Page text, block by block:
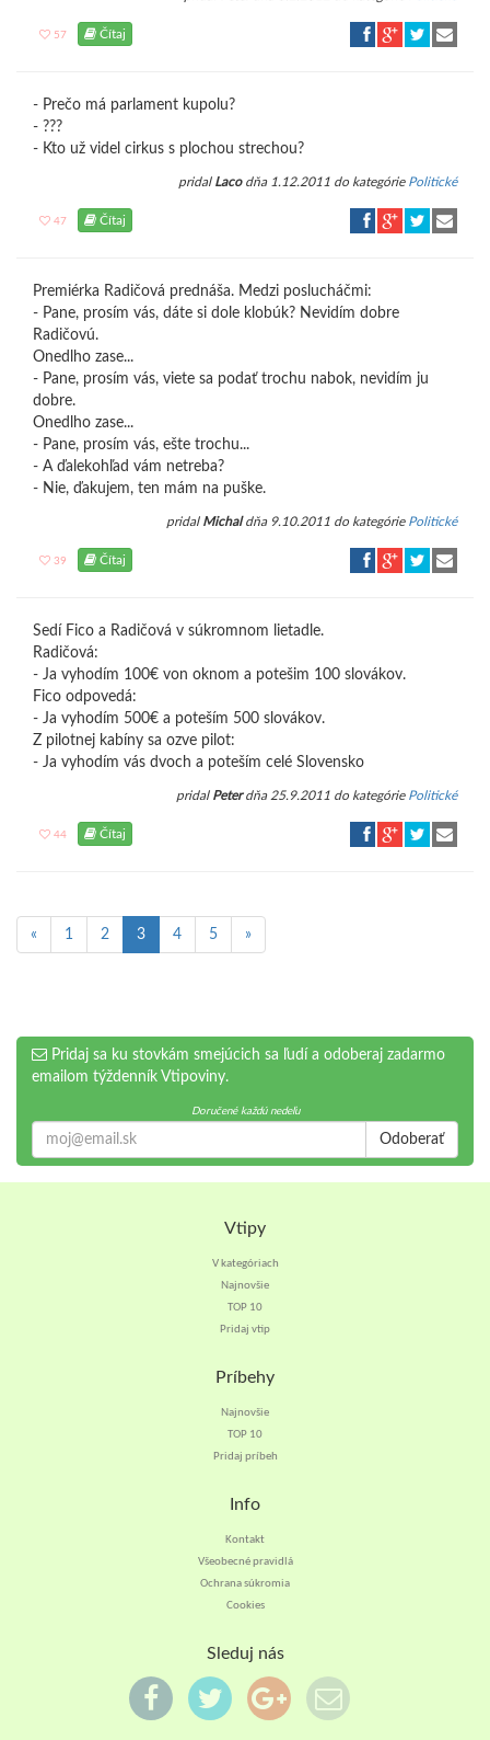
57 Čítaj
- Prečo má parlament kupolu?
- ???
- Kto už videl cirkus s plochou strechou?
pridal Lacodňa 1.12.2011 do kategórie Politické
47 Čítaj
Premiérka Radičová prednáša. Medzi poslucháčmi:
- Pane, prosím vás, dáte si dole klobúk? Nevidím dobre
Radičovú.
Onedlho zase...
- Pane, prosím vás, viete sa podať trochu nabok, nevidím ju
dobre.
Onedlho zase...
- Pane, prosím vás, ešte trochu...
- A ďalekohľad vám netreba?
- Nie, ďakujem, ten mám na puške.
pridal Michaldňa 9.10.2011 do kategórie Politické
39 Čítaj
Sedí Fico a Radičová v súkromnom lietadle.
Radičová:
- Ja vyhodím 100€ von oknom a potešim 100 slovákov.
Fico odpovedá:
- Ja vyhodím 500€ a poteším 500 slovákov.
Z pilotnej kabíny sa ozve pilot:
- Ja vyhodím vás dvoch a poteším celé Slovensko
pridal Peterdňa 25.9.2011 do kategórie Politické
44 Čítaj
« 1 2 3 4 5 »
Pridaj sa ku stovkám smejúcich sa ľudí a odoberaj zadarmo
emailom týždenník Vtipoviny.
Doručené každú nedeľu
Odoberať
Vtipy
V kategóriach
Najnovšie
TOP 10
Pridaj vtip
Príbehy
Najnovšie
TOP 10
Pridaj príbeh
Info
Kontakt
Všeobecné pravidlá
Ochrana súkromia
Cookies
Sleduj nás